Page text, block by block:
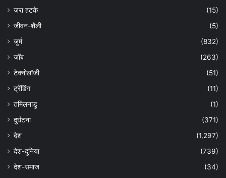
जरा हटके
(15)
जीवन-शैली
(5)
जुर्म
(832)
जॉब
(263)
टेक्नोलॉजी
(51)
ट्रेंडिंग
(11)
तमिलनाडु
(1)
दुर्घटना
(371)
देश
(1,297)
देश-दुनिया
(739)
देश-समाज
(34)